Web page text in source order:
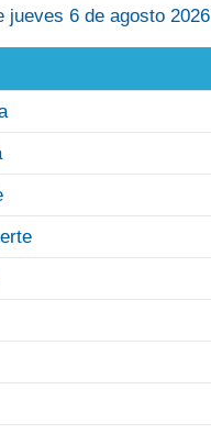
jueves 6 de agosto 2026